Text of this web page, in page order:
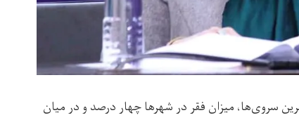
سروی‌ها، میزان فقر در شهرها چهار درصد و در میان